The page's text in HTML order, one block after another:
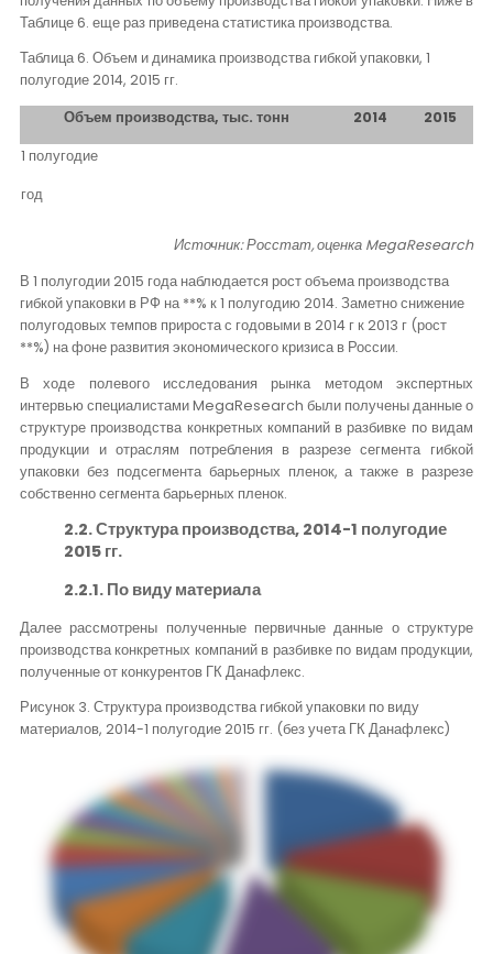
Таблице 6. еще раз приведена статистика производства.
Таблица 6. Объем и динамика производства гибкой упаковки, 1
полугодие 2014, 2015 гг.
Объем производства, тыс. тонн
2014 2015
1 полугодие
год
Источник: Росстат, оценка MegaResearch
В 1 полугодии 2015 года наблюдается рост объема производства
гибкой упаковки в РФ на **% к 1 полугодию 2014. Заметно снижение
полугодовых темпов прироста с годовыми в 2014 г к 2013 г (рост
**%) на фоне развития экономического кризиса в России.
В ходе полевого исследования рынка методом экспертных
интервью специалистамиMegaResearch были получены данные о
структуре производства конкретных компаний в разбивке по видам
продукции и отраслям потребления в разрезе сегмента гибкой
упаковки без подсегмента барьерных пленок, а также в разрезе
собственно сегмента барьерных пленок.
2.2. Структура производства, 2014-1 полугодие
2015 гг.
2.2.1. По виду материала
Далее рассмотрены полученные первичные данные о структуре
производства конкретных компаний в разбивке по видам продукции,
полученные от конкурентов ГК Данафлекс.
Рисунок 3. Структура производства гибкой упаковки по виду
материалов, 2014-1 полугодие 2015 гг. (без учета ГК Данафлекс)